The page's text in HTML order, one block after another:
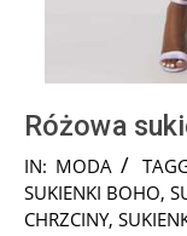
Różowa
2024-
09-
18
IN: MODA
SUKIENKI BOHO,
CHRZCINY,